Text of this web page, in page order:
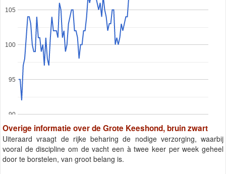
90
95
100
105
Overige informatie over de Grote Keeshond, bruin zwart
Uiteraard vraagt de rijke beharing de nodige verzorging, waarbij
vooral de discipline om de vacht een à twee keer per week geheel
door te borstelen, van groot belang is.